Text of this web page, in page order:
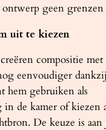
ontwerp geen
uit te kiezen
compositie met
eenvoudiger
hem gebruiken als
de kamer of kiezen
De keuze is aan